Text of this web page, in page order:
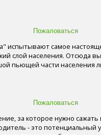
испытывают самое
слой населения. Отсюда
пьющей части населения
за которое нужно
- это потенциальный